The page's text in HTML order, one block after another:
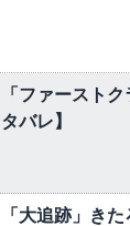
「ファースト
タバレ】
「大追跡」き